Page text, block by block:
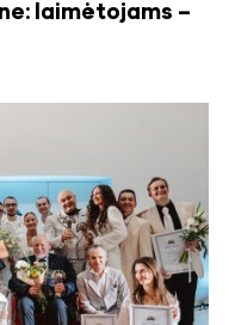
laimėtojams –